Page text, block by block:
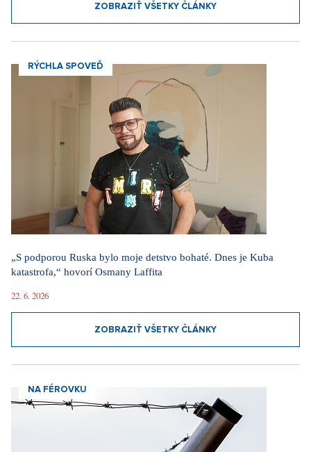
ZOBRAZIŤ VŠETKY ČLÁNKY
RÝCHLA SPOVEĎ
„S podporou Ruska bylo moje detstvo bohaté. Dnes je Kuba
katastrofa,“ hovorí Osmany Laffita
22. 6. 2026
ZOBRAZIŤ VŠETKY ČLÁNKY
NA FÉROVKU